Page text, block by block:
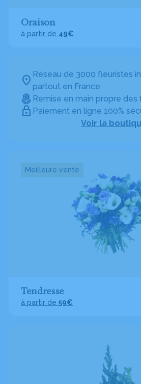
Réseau de 3000 fleuristes
partout en France
Remise en main propre
Paiement en ligne 100%
Voir la
Oraison
à partir de 49€
Meilleure vente
Tendresse
à partir de 59€